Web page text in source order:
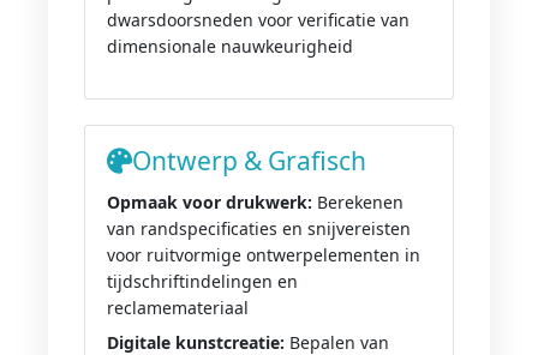
dwarsdoorsneden voor verificatie van
dimensionale nauwkeurigheid
Ontwerp & Grafisch
Opmaak voor drukwerk: Berekenen
van randspecificaties en snijvereisten
voor ruitvormige ontwerpelementen in
tijdschriftindelingen en
reclamemateriaal
Digitale kunstcreatie: Bepalen van